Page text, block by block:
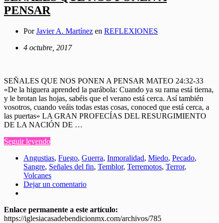
PENSAR
PorJavier A. Martínez en REFLEXIONES
4 octubre, 2017
SEÑALES QUE NOS PONEN A PENSAR MATEO 24:32-33
«De la higuera aprended la parábola: Cuando ya su rama está tierna,
y le brotan las hojas, sabéis que el verano está cerca. Así también
vosotros, cuando veáis todas estas cosas, conoced que está cerca, a
las puertas» LA GRAN PROFECÍAS DEL RESURGIMIENTO
DE LA NACIÓN DE …
Seguir leyendo
Angustias, Fuego, Guerra, Inmoralidad, Miedo, Pecado,
Sangre, Señales del fin, Temblor, Terremotos, Terror,
Volcanes
Dejar un comentario
Enlace permanente a este artículo:
https://iglesiacasadebendicionmx.com/archivos/785